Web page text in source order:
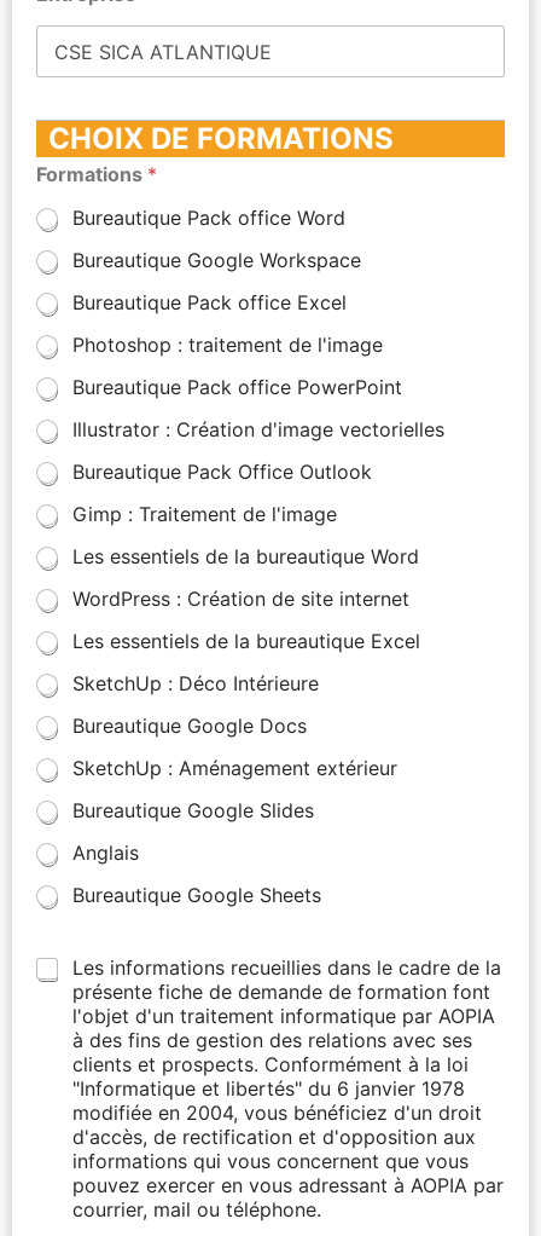
CHOIX DE FORMATIONS
Formations *
Bureautique Pack office Word
Bureautique Google Workspace
Bureautique Pack office Excel
Photoshop : traitement de l'image
Bureautique Pack office PowerPoint
Illustrator : Création d'image vectorielles
Bureautique Pack Office Outlook
Gimp : Traitement de l'image
Les essentiels de la bureautique Word
WordPress : Création de site internet
Les essentiels de la bureautique Excel
SketchUp : Déco Intérieure
Bureautique Google Docs
SketchUp : Aménagement extérieur
Bureautique Google Slides
Anglais
Bureautique Google Sheets
Les informations recueillies dans le cadre de la
présente fiche de demande de formation font
l'objet d'un traitement informatique par AOPIA
à des fins de gestion des relations avec ses
clients et prospects. Conformément à la loi
"Informatique et libertés" du 6 janvier 1978
modifiée en 2004, vous bénéficiez d'un droit
d'accès, de rectification et d'opposition aux
informations qui vous concernent que vous
pouvez exercer en vous adressant à AOPIA par
courrier, mail ou téléphone.